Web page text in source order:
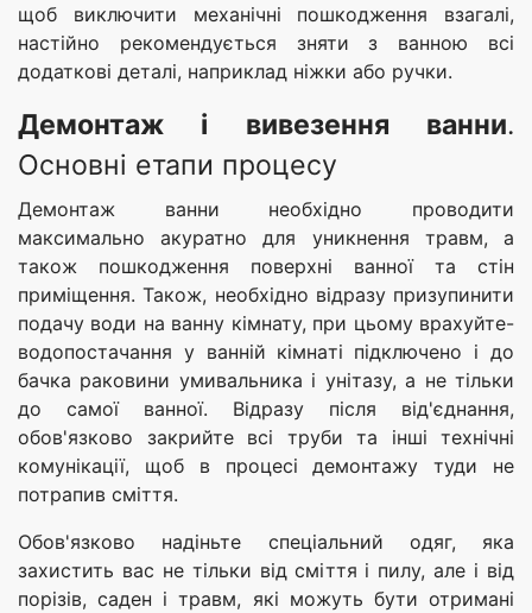
щоб виключити механічні пошкодження взагалі,
настійно рекомендується зняти з ванною всі
додаткові деталі, наприклад ніжки або ручки.
Демонтаж і вивезення ванни.
Основні етапи процесу
Демонтаж ванни необхідно проводити
максимально акуратно для уникнення травм, а
також пошкодження поверхні ванної та стін
приміщення. Також, необхідно відразу призупинити
подачу води на ванну кімнату, при цьому врахуйте-
водопостачання у ванній кімнаті підключено і до
бачка раковини умивальника і унітазу, а не тільки
до самої ванної. Відразу після від'єднання,
обов'язково закрийте всі труби та інші технічні
комунікації, щоб в процесі демонтажу туди не
потрапив сміття.
Обов'язково надіньте спеціальний одяг, яка
захистить вас не тільки від сміття і пилу, але і від
порізів, саден і травм, які можуть бути отримані